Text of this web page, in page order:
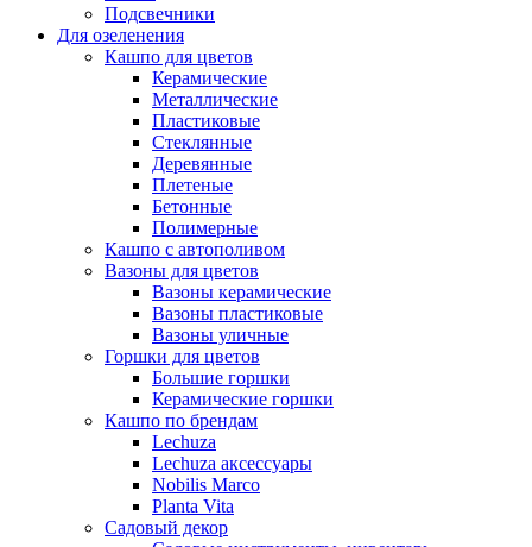
Подсвечники
Для озеленения
Кашпо для цветов
Керамические
Металлические
Пластиковые
Стеклянные
Деревянные
Плетеные
Бетонные
Полимерные
Кашпо с автополивом
Вазоны для цветов
Вазоны керамические
Вазоны пластиковые
Вазоны уличные
Горшки для цветов
Большие горшки
Керамические горшки
Кашпо по брендам
Lechuza
Lechuza аксессуары
Nobilis Marco
Planta Vita
Садовый декор